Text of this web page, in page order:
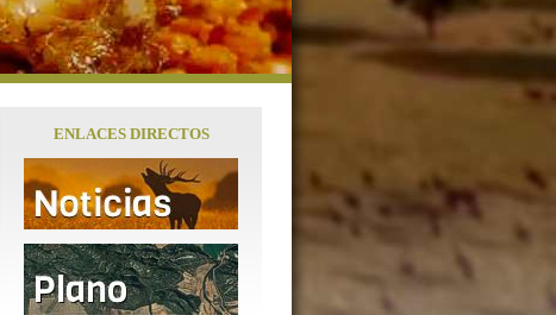
ENLACES DIRECTOS